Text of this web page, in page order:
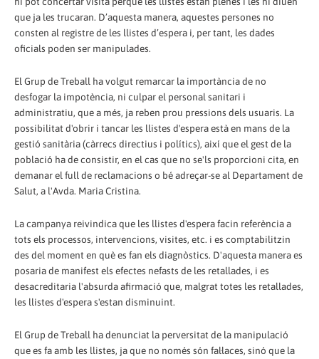
que ja les trucaran. D’aquesta manera, aquestes persones no
consten al registre de les llistes d’espera i, per tant, les dades
oficials poden ser manipulades.
El Grup de Treball ha volgut remarcar la importància de no
desfogar la impotència, ni culpar el personal sanitari i
administratiu, que a més, ja reben prou pressions dels usuaris. La
possibilitat d'obrir i tancar les llistes d'espera està en mans de la
gestió sanitària (càrrecs directius i polítics), així que el gest de la
població ha de consistir, en el cas que no se'ls proporcioni cita, en
demanar el full de reclamacions o bé adreçar-se al Departament de
Salut, a l'Avda. Maria Cristina.
La campanya reivindica que les llistes d'espera facin referència a
tots els processos, intervencions, visites, etc. i es comptabilitzin
des del moment en què es fan els diagnòstics. D'aquesta manera es
posaria de manifest els efectes nefasts de les retallades, i es
desacreditaria l'absurda afirmació que, malgrat totes les retallades,
les llistes d'espera s'estan disminuint.
El Grup de Treball ha denunciat la perversitat de la manipulació
que es fa amb les llistes, ja que no només són fal·laces, sinó que la